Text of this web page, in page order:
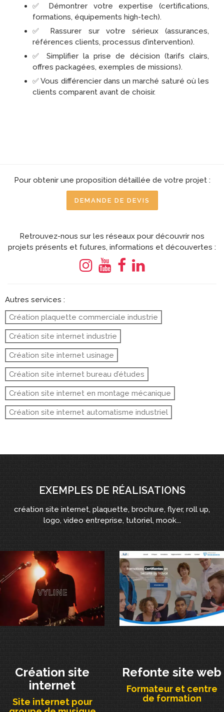
✅ Démontrer votre expertise (certifications,
formations, équipements high-tech).
✅ Rassurer sur votre sérieux (assurances,
références clients, processus d’intervention).
✅ Simplifier la prise de décision (tarifs clairs,
offres packagées, exemples de missions).
✅ Vous différencier dans un marché saturé où les
clients comparent avant de choisir.
Pour obtenir une proposition détaillée de votre projet :
DEMANDE DE DEVIS
Retrouvez-nous sur les réseaux pour découvrir nos
projets présents et futures, informations et découvertes :
Autres services :
Création plaquette commerciale industrie
Création site internet industrie
Création site internet usinage
Création site internet bureau d’études
Création site internet en montage mécanique
Création site internet automatisme industriel
EXEMPLES DE RÉALISATIONS
création site internet, plaquette, brochure, flyer, roll up,
logo, video entreprise, tutoriel, mook...
Création site
internet
Site internet pour
Refonte site web
Formateur et centre
de formation